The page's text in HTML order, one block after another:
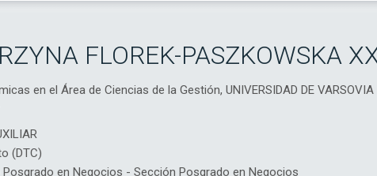
FLOREK-PASZKOWSKA
en el Área de Ciencias de la Gestión, UNIVERSIDAD DE VARSOVIA
(DTC)
en Negocios - Sección Posgrado en Negocios